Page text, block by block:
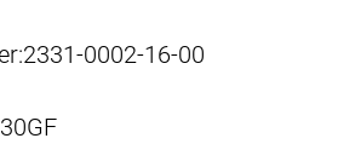
2331-0002-16-00